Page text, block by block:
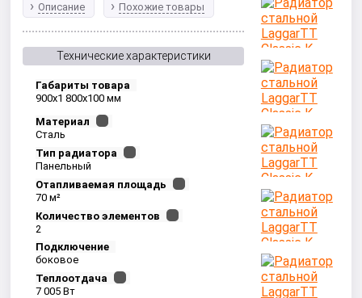
Описание Похожие товары
Технические характеристики
Габариты товара
900x1 800x100 мм
Материал
Сталь
Тип радиатора
Панельный
Отапливаемая площадь
70 м²
Количество элементов
2
Подключение
боковое
Теплоотдача
7 005 Вт